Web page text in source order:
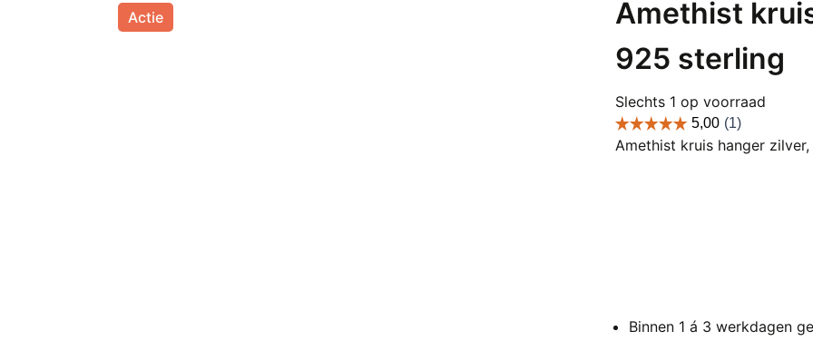
Actie
Amethist
925 sterling
Slechts 1 op voorraad
Amethist kruis hanger
Binnen 1 á 3 werkdagen